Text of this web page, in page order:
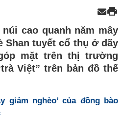
cao quanh năm mây
Shan tuyết cổ thụ ở dãy
mặt trên thị trường
Việt” trên bản đồ thế
giảm nghèo’ của đồng bào